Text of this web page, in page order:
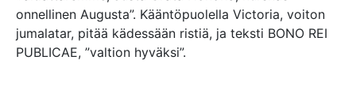
onnellinen Augusta”. Kääntöpuolella Victoria, voiton
jumalatar, pitää kädessään ristiä, ja teksti BONO REI
PUBLICAE, ”valtion hyväksi”.